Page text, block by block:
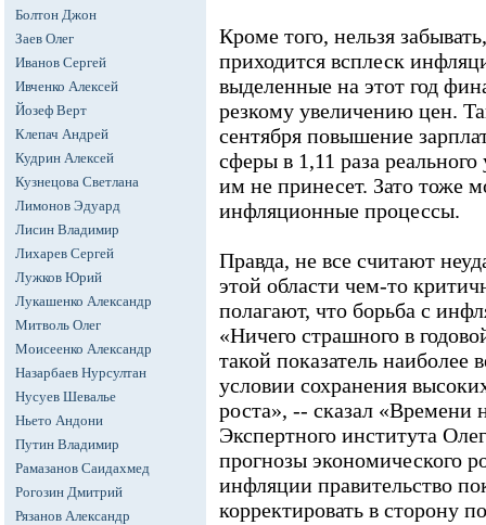
Болтон Джон
Заев Олег
Иванов Сергей
Ивченко Алексей
Йозеф Верт
Клепач Андрей
Кудрин Алексей
Кузнецова Светлана
Лимонов Эдуард
Лисин Владимир
Лихарев Сергей
Лужков Юрий
Лукашенко Александр
Митволь Олег
Моисеенко Александр
Назарбаев Нурсултан
Нусуев Шевалье
Ньето Андони
Путин Владимир
Рамазанов Саидахмед
Рогозин Дмитрий
Рязанов Александр
Кроме того, нельзя
приходится всплеск
выделенные на этот год
резкому увеличению цен.
сентября повышение
сферы в 1,11 раза
им не принесет. Зато тоже
инфляционные процессы.
Правда, не все считают
этой области чем-то
полагают, что борьба с
«Ничего страшного в
такой показатель наиболее
условии сохранения
роста», -- сказал «Времени
Экспертного института
прогнозы экономического
инфляции правительство
корректировать в сторону